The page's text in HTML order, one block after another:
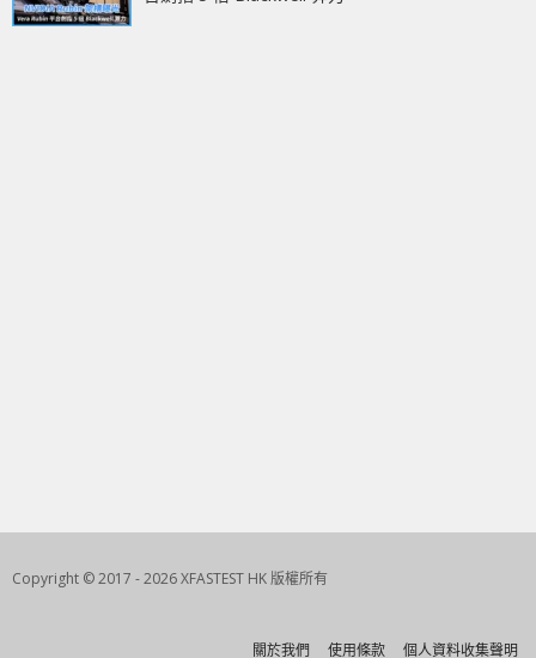
Copyright © 2017 - 2026 XFASTEST HK 版權所有
關於我們 使用條款 個人資料收集聲明